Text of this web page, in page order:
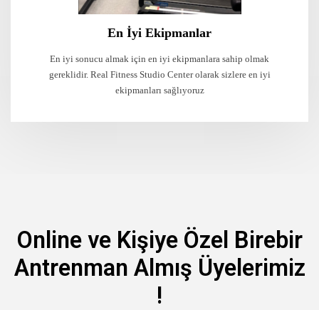
En İyi Ekipmanlar
En iyi sonucu almak için en iyi ekipmanlara sahip olmak
gereklidir. Real Fitness Studio Center olarak sizlere en iyi
ekipmanları sağlıyoruz
Online ve Kişiye Özel Birebir
Antrenman Almış Üyelerimiz
!